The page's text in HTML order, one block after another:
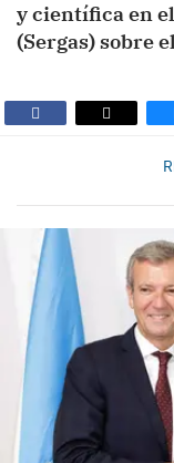
y científica en
(Sergas) sobre